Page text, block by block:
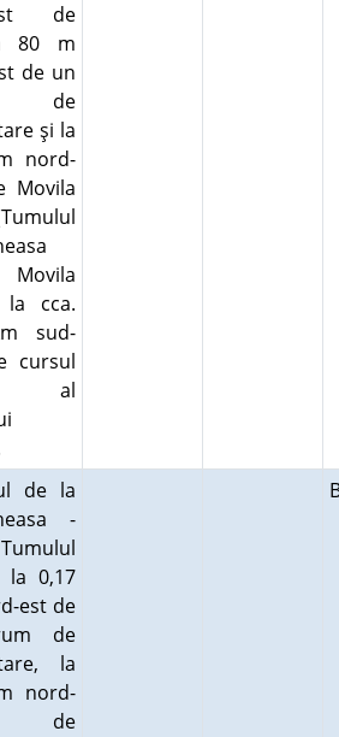
de
80 m
de un
de
şi la
nord-
Movila
la cca.
sud-
cursul
al
de la
-
la 0,17
est de
de
la
nord-
de